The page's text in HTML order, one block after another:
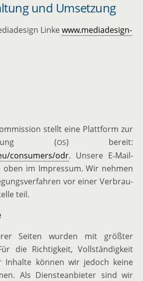
und Umsetzung
Linkewww.mediadesign-
stellt eine Plattform zur
(OS) bereit:
consumers/odr. Unsere E‑Mail-
oben im Impressum. Wir nehmen
vor einer Verbrau­
teil.
Seiten wurden mit größter
die Richtigkeit, Vollstän­digkeit
Inhalte können wir jedoch keine
Als Diens­te­an­bieter sind wir